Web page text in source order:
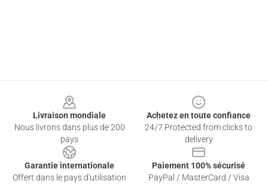
Livraison mondiale
Nous livrons dans plus de 200
pays
Achetez en toute confiance
24/7 Protected from clicks to
delivery
Garantie internationale
Offert dans le pays d'utilisation
Paiement 100% sécurisé
PayPal / MasterCard / Visa